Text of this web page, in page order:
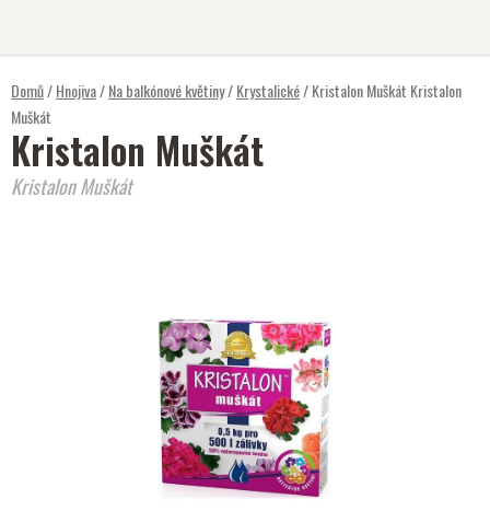
Domů/Hnojiva/Na balkónové květiny/Krystalické/Kristalon Muškát Kristalon
Muškát
Kristalon Muškát
Kristalon Muškát